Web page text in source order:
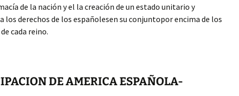
de la nación y el la creación de un estado unitario y
derechos de los españolesen su conjuntopor encima de los
cada reino.
DE AMERICA ESPAÑOLA-